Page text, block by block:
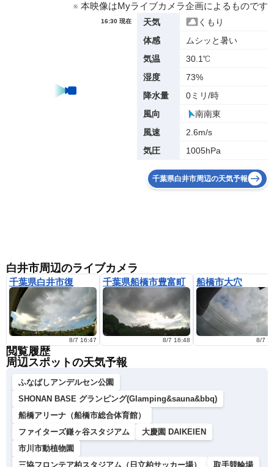
※ 本映像はMyライブカメラ企画によるものです
16:30 現在 天気
くもり
体感
ムシッと暑い
気温
30.1℃
湿度
73%
降水量
0ミリ/時
風向
南南東
風速
2.6m/s
気圧
1005hPa
千葉県白井市周辺の天気予報
白井市周辺のライブカメラ
千葉県白井市復
8/7 16:47
千葉県船橋市豊富町
8/7 16:48
船橋市大穴
8/7
閲覧履歴
周辺スポットの天気予報
ふなばしアンデルセン公園
SHONAN BASE グランピング(Glamping&sauna&bbq)
船橋アリーナ（船橋市総合体育館）
ファイターズ鎌ヶ谷スタジアム
大慶園 DAIKEIEN
市川市動植物園
三協フロンテア柏スタジアム（日立柏サッカー場）
取手競輪場